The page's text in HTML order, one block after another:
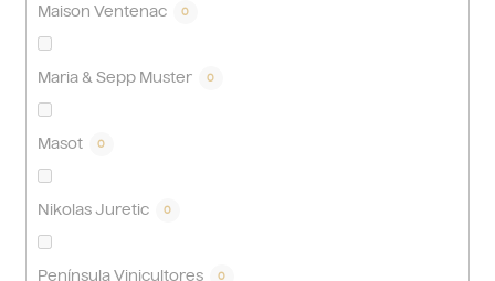
Maison Ventenac 0
Maria & Sepp Muster 0
Masot 0
Nikolas Juretic 0
Península Vinicultores 0